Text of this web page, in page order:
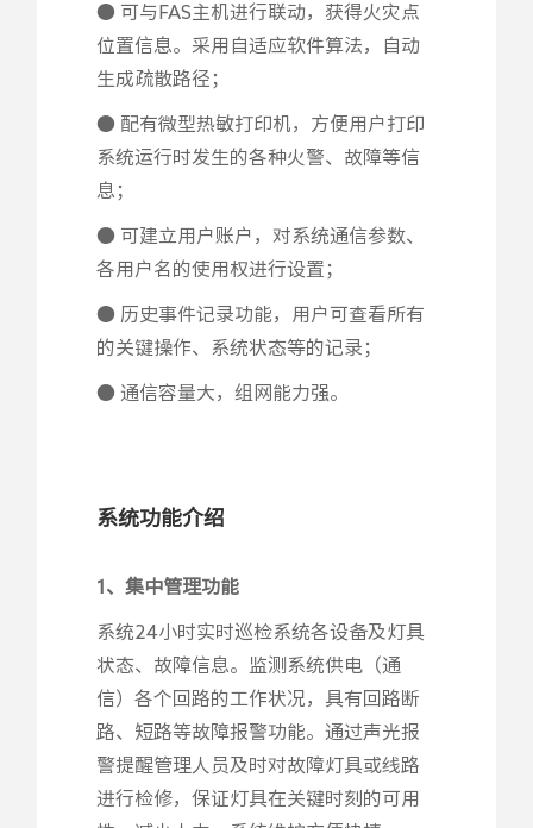
● 可与FAS主机进行联动，获得火灾点
位置信息。采用自适应软件算法，自动
生成疏散路径；
● 配有微型热敏打印机，方便用户打印
系统运行时发生的各种火警、故障等信
息；
● 可建立用户账户，对系统通信参数、
各用户名的使用权进行设置；
● 历史事件记录功能，用户可查看所有
的关键操作、系统状态等的记录；
● 通信容量大，组网能力强。
系统功能介绍
1、集中管理功能
系统24小时实时巡检系统各设备及灯具
状态、故障信息。监测系统供电（通
信）各个回路的工作状况，具有回路断
路、短路等故障报警功能。通过声光报
警提醒管理人员及时对故障灯具或线路
进行检修，保证灯具在关键时刻的可用